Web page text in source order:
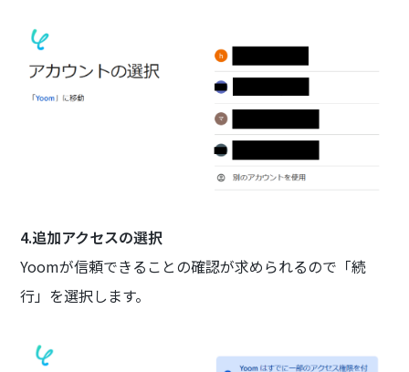
4.追加アクセスの選択
Yoomが信頼できることの確認が求められるので「続
行」を選択します。